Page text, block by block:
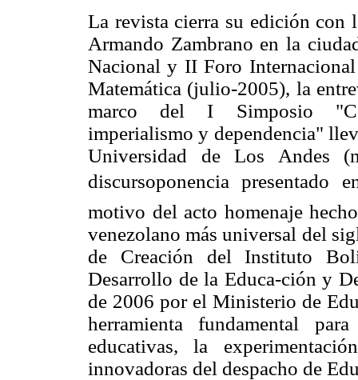
La revista cierra su edición con
Armando Zambrano en la
Nacional y II Foro
Matemática (julio-2005), la
marco del I Simposio
imperialismo y dependencia"
Universidad de Los Andes
discursoponencia
motivo del acto homenaje
venezolano más universal del
de Creación del Instituto
Desarrollo de la Educa-ción y
de 2006 por el Ministerio de
herramienta fundamental
educativas, la
innovadoras del despacho de